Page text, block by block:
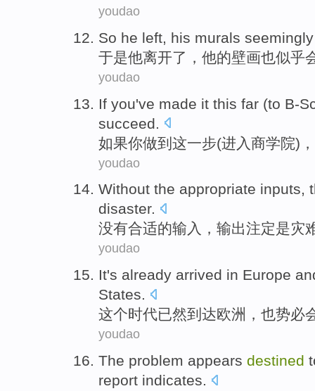
youdao
So he left, his murals
于是他离开了 ， 他的壁画也似乎
youdao
If you've made it this far (to B-
succeed
如果你做到 这一步(进入 商学院)
youdao
Without the appropriate inputs,
disaster.
没有合适的输入 ， 输出注定是灾
youdao
It's already arrived in Europe
States.
这个时代已然到达欧洲 ， 也势必
youdao
The problem appears destined
report indicates.